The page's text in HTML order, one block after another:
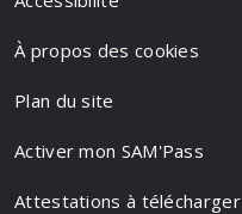
À propos des cookies
Plan du site
Activer mon SAM'Pass
Attestations à télécharger